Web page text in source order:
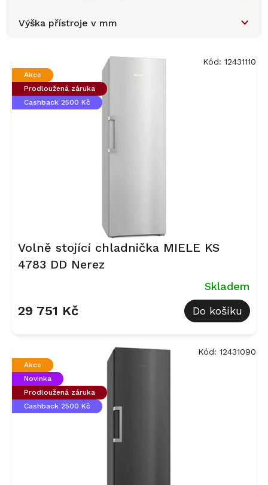
Výška přístroje v mm
p
p
Akce
Prodloužená záruka
Cashback 2500 Kč
Volně stojící chladnička MIELE KS
4783 DD Nerez
Skladem
29 751 Kč Do košíku
Kód: 12431110
Akce
Novinka
Prodloužená záruka
Cashback 2500 Kč
Kód: 12431090